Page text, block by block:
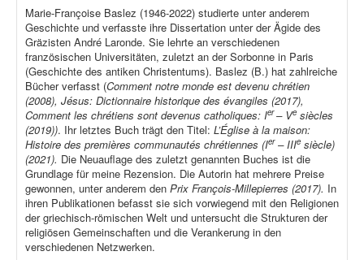
Marie-Françoise Baslez (1946-2022) studierte unter anderem
Geschichte und verfasste ihre Dissertation unter der Ägide des
Gräzisten André Laronde. Sie lehrte an verschiedenen
französischen Universitäten, zuletzt an der Sorbonne in Paris
(Geschichte des antiken Christentums). Baslez (B.) hat zahlreiche
Bücher verfasst (Comment notre monde est devenu chrétien
(2008), Jésus: Dictionnaire historique des évangiles (2017),
Comment les chrétiens sont devenus catholiques: Ier– Ve siècles
(2019)). Ihr letztes Buch trägt den Titel: L’Église à la maison:
Histoire des premières communautés chrétiennes (Ier– IIIe siècle)
(2021). Die Neuauflage des zuletzt genannten Buches ist die
Grundlage für meine Rezension. Die Autorin hat mehrere Preise
gewonnen, unter anderem den Prix François-Millepierres (2017). In
ihren Publikationen befasst sie sich vorwiegend mit den Religionen
der griechisch-römischen Welt und untersucht die Strukturen der
religiösen Gemeinschaften und die Verankerung in den
verschiedenen Netzwerken.